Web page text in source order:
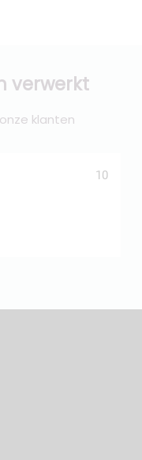
verwerkt
klanten
10